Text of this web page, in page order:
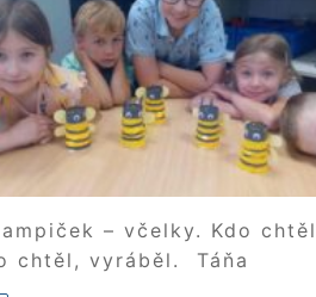
– včelky. Kdo
chtěl, vyráběl. Táňa